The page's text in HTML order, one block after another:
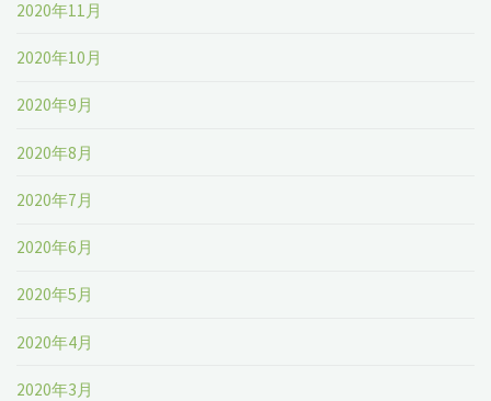
2020年11月
2020年10月
2020年9月
2020年8月
2020年7月
2020年6月
2020年5月
2020年4月
2020年3月